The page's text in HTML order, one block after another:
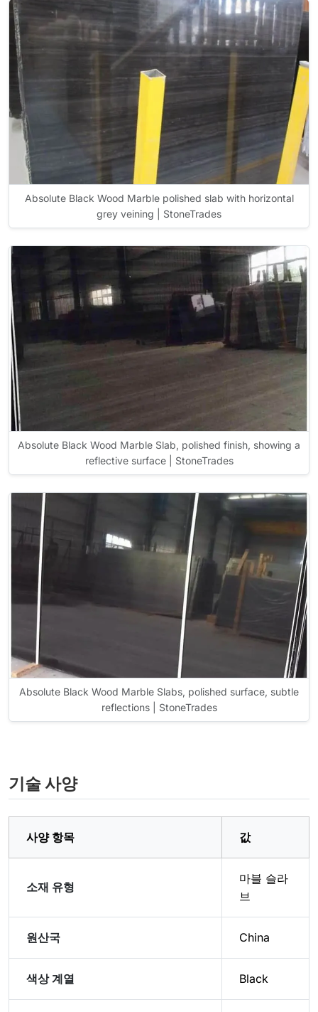
Absolute Black Wood Marble polished slab with horizontal
grey veining | StoneTrades
Absolute Black Wood Marble Slab, polished finish, showing a
reflective surface | StoneTrades
Absolute Black Wood Marble Slabs, polished surface, subtle
reflections | StoneTrades
기술 사양
사양 항목 값
소재 유형
마블 슬라
브
원산국 China
색상 계열 Black